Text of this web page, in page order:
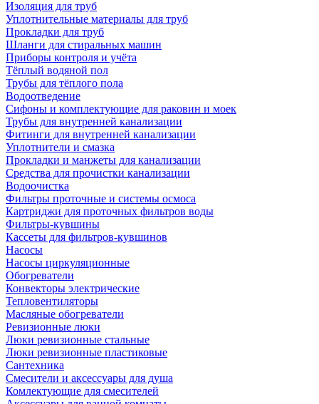
Изоляция для труб
Уплотнительные материалы для труб
Прокладки для труб
Шланги для стиральных машин
Приборы контроля и учёта
Тёплый водяной пол
Трубы для тёплого пола
Водоотведение
Сифоны и комплектующие для раковин и моек
Трубы для внутренней канализации
Фитинги для внутренней канализации
Уплотнители и смазка
Прокладки и манжеты для канализации
Средства для прочистки канализации
Водоочистка
Фильтры проточные и системы осмоса
Картриджи для проточных фильтров воды
Фильтры-кувшины
Кассеты для фильтров-кувшинов
Насосы
Насосы циркуляционные
Обогреватели
Конвекторы электрические
Тепловентиляторы
Масляные обогреватели
Ревизионные люки
Люки ревизионные стальные
Люки ревизионные пластиковые
Сантехника
Смесители и аксессуары для душа
Комлектующие для смесителей